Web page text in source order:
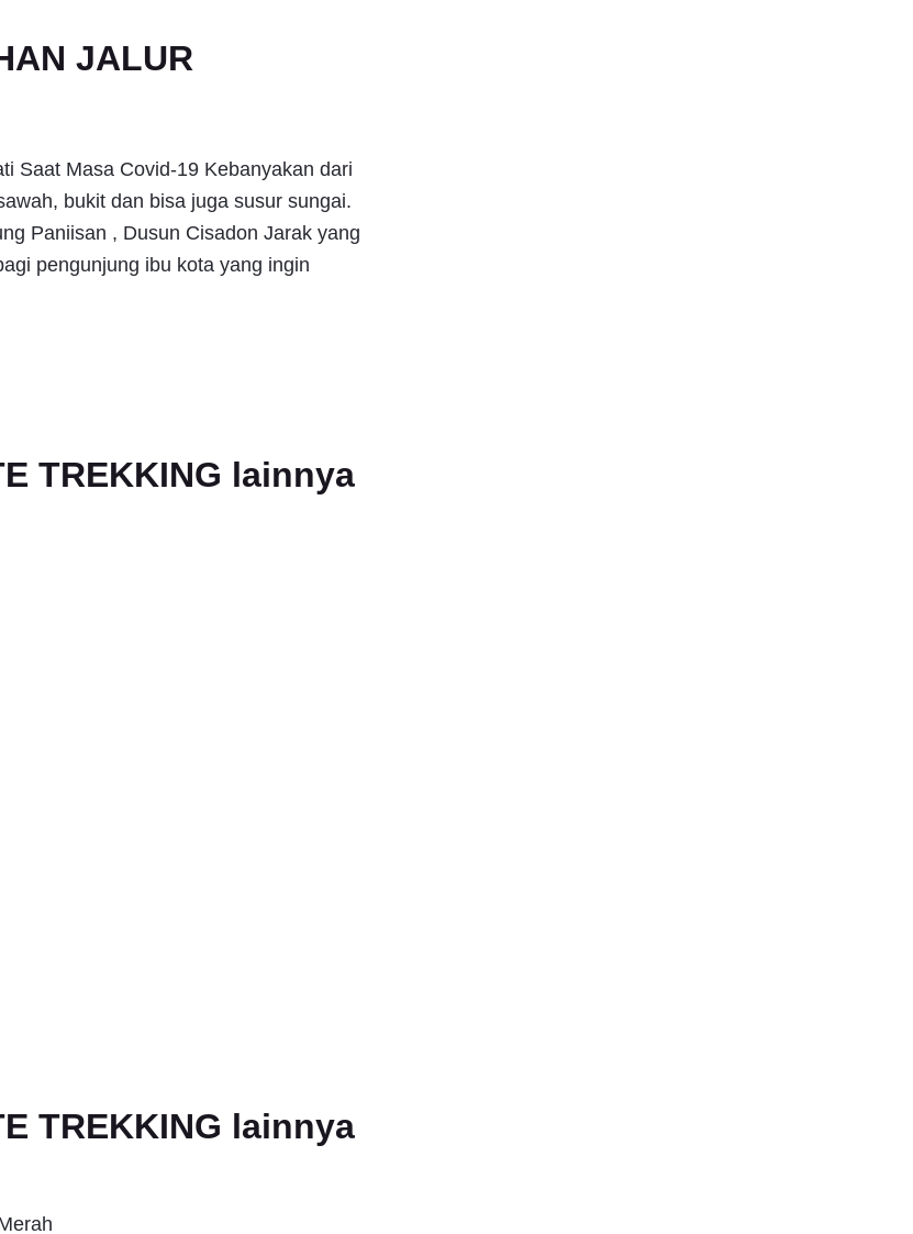
JALUR
Saat Masa Covid-19 Kebanyakan dari
bukit dan bisa juga susur sungai.
Paniisan , Dusun Cisadon Jarak yang
pengunjung ibu kota yang ingin
TREKKING lainnya
TREKKING lainnya